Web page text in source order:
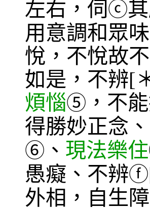
左右，伺ⓒ
用意調和眾
悅，不悅故
如是，不辨[
煩惱⑤ ，不
得勝妙正念
⑥ 、 現法樂住
愚癡、不辨ⓕ
外相，自生障